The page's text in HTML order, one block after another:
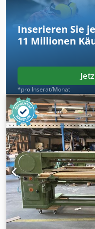
Inserieren Sie
11 Millionen
*pro Inserat/Monat